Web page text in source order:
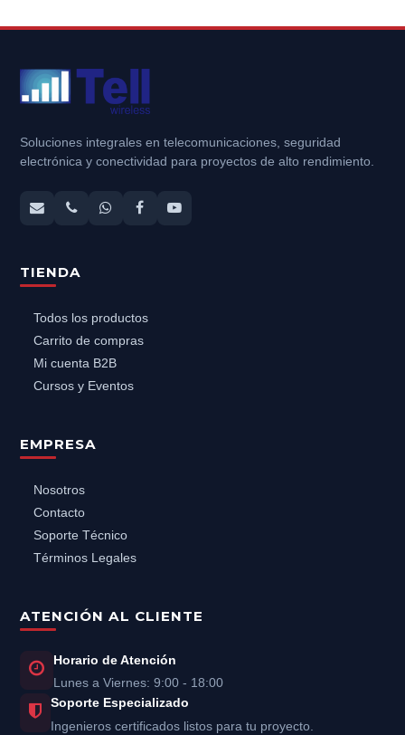
Soluciones integrales en telecomunicaciones, seguridad
electrónica y conectividad para proyectos de alto rendimiento.
TIENDA
Todos los productos
Carrito de compras
Mi cuenta B2B
Cursos y Eventos
EMPRESA
Nosotros
Contacto
Soporte Técnico
Términos Legales
ATENCIÓN AL CLIENTE
Horario de Atención
Lunes a Viernes: 9:00 - 18:00
Soporte Especializado
Ingenieros certificados listos para tu proyecto.